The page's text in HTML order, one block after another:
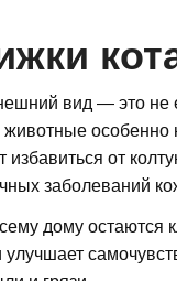
вид — это не
избавиться от
заболеваний
дому остаются